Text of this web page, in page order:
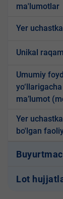
ma'lumotlar
Yer
Unikal
Umumiy
ma’lumot
Yer
bo'lgan
Lot